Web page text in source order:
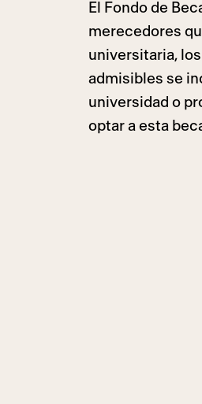
El Fondo de
merecedores
universitaria,
admisibles se
universidad o
optar a esta